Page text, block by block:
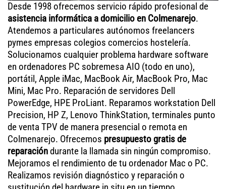
Desde 1998 ofrecemos servicio rápido profesional de
asistencia informática a domicilio en Colmenarejo.
Atendemos a particulares autónomos freelancers
pymes empresas colegios comercios hostelería.
Solucionamos cualquier problema hardware software
en ordenadores PC sobremesa AIO (todo en uno),
portátil, Apple iMac, MacBook Air, MacBook Pro, Mac
Mini, Mac Pro. Reparación de servidores Dell
PowerEdge, HPE ProLiant. Reparamos workstation Dell
Precision, HP Z, Lenovo ThinkStation, terminales punto
de venta TPV de manera presencial o remota en
Colmenarejo. Ofrecemos presupuesto gratis de
reparacióndurante la llamada sin ningún compromiso.
Mejoramos el rendimiento de tu ordenador Mac o PC.
Realizamos revisión diagnóstico y reparación o